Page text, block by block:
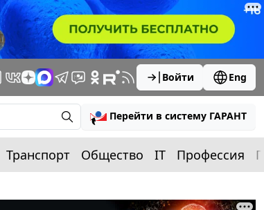
Войти Eng
Перейти в систему ГАРАНТ
Транспорт Общество IT Профессия